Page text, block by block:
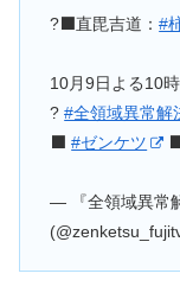
?⬛️直毘吉道：#
10月9日よる10
?#全領域異常解
⬛️#ゼンケツ
— 『全領域異常